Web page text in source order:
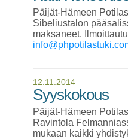
Päijät-Hämeen
Sibeliustalon
maksaneet.
12.11.2014
Syyskokous
Päijät-Hämeen
Ravintola
mukaan kaikki